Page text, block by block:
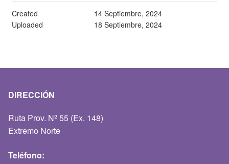
Created
14 Septiembre, 2024
Uploaded
18 Septiembre, 2024
DIRECCIÓN
Ruta Prov. Nº 55 (Ex. 148)
Extremo Norte
Teléfono: